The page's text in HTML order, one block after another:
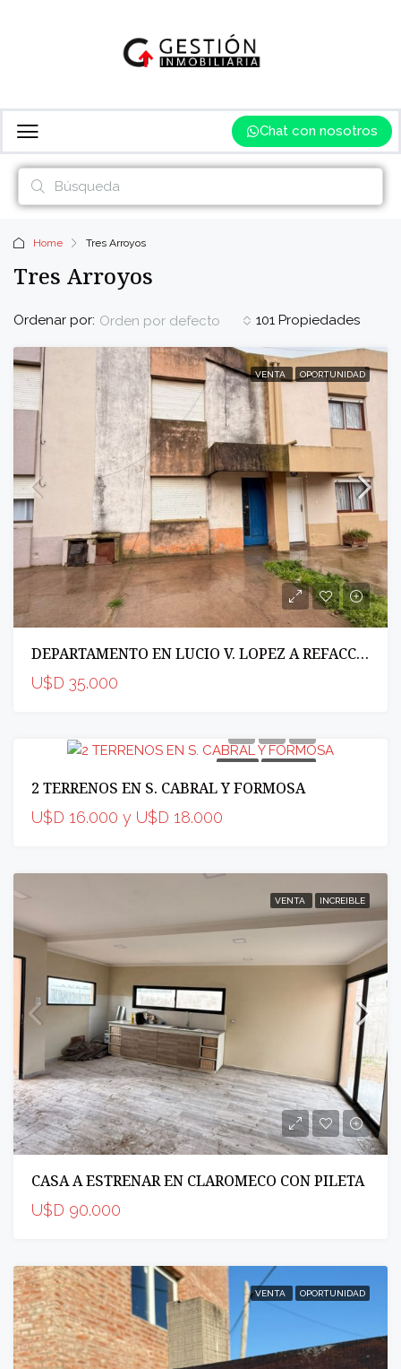
Chat con nosotros
Home Tres Arroyos
Tres Arroyos
101 Propiedades
Ordenar por: Orden por defecto
VENTA OPORTUNIDAD
DEPARTAMENTO EN LUCIO V. LOPEZ A REFACCIONAR
U$D 35.000
2 TERRENOS EN S. CABRAL Y FORMOSA
U$D 16.000 y U$D 18.000
VENTA INCREIBLE
CASA A ESTRENAR EN CLAROMECO CON PILETA
U$D 90.000
VENTA OPORTUNIDAD